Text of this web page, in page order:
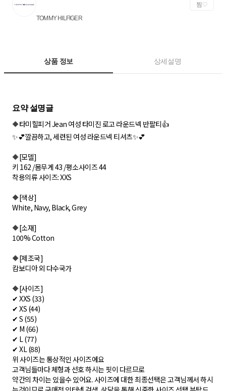
TOMMY HILFIGER
찜
상품 정보 상세설명
요약 설명글
🔶타미힐피거 Jean 여성 타미진 로고 라운드넥 반팔티👍
✨💕깔끔하고, 세련된 여성 라운드넥 티셔츠✨💕
🔶[모델]
키 162 /몸무게 43 /평소사이즈 44
착용의류 사이즈: XXS
🔶[색상]
White, Navy, Black, Grey
🔶[소재]
100% Cotton
🔶[제조국]
캄보디아 외 다수국가
🔶[사이즈]
✔ XXS (33)
✔ XS (44)
✔ S (55)
✔ M (66)
✔ L (77)
✔ XL (88)
위 사이즈는 통상적인 사이즈에요
고객님들마다 체형과 선호 하시는 핏이 다르므로
약간의 차이는 있을수 있어요. 사이즈에 대한 최종선택은 고객님께서 하시